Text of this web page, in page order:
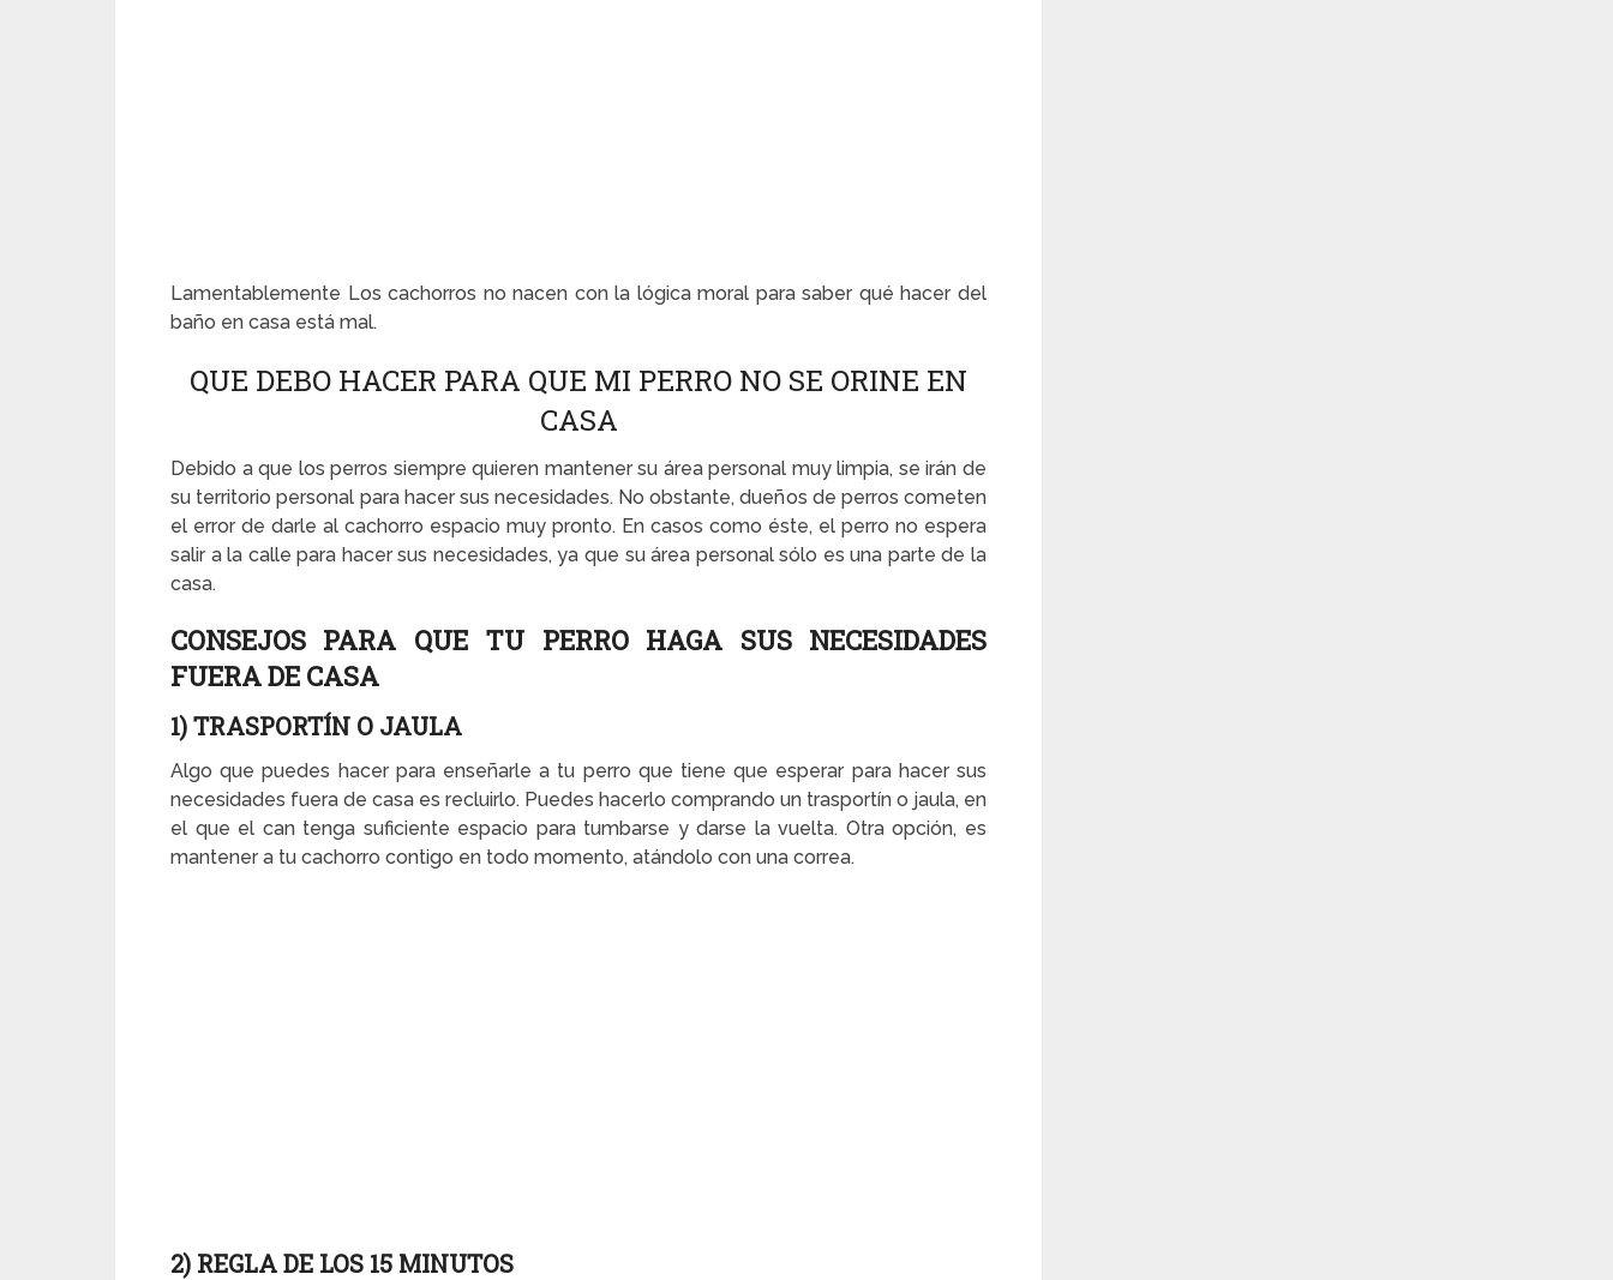
Lamentablemente Los cachorros no nacen con la lógica moral para saber qué hacer del
baño en casa está mal.
QUE DEBO HACER PARA QUE MI PERRO NO SE ORINE EN
CASA
Debido a que los perros siempre quieren mantener su área personal muy limpia, se irán de
su territorio personal para hacer sus necesidades. No obstante, dueños de perros cometen
el error de darle al cachorro espacio muy pronto. En casos como éste, el perro no espera
salir a la calle para hacer sus necesidades, ya que su área personal sólo es una parte de la
casa.
CONSEJOS PARA QUE TU PERRO HAGA SUS NECESIDADES
FUERA DE CASA
1) TRASPORTÍN O JAULA
Algo que puedes hacer para enseñarle a tu perro que tiene que esperar para hacer sus
necesidades fuera de casa es recluirlo. Puedes hacerlo comprando un trasportín o jaula, en
el que el can tenga suficiente espacio para tumbarse y darse la vuelta. Otra opción, es
mantener a tu cachorro contigo en todo momento, atándolo con una correa.
2) REGLA DE LOS 15 MINUTOS